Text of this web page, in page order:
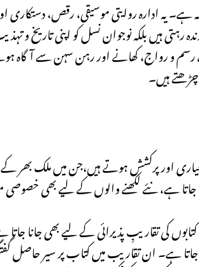
یہ ادارہ روایتی موسیقی، رقص، دستکاری
ہیں بلکہ نوجوان نسل کو اپنی تاریخ
و رواج، کھانے اور رہن سہن سے آگاہ
ہیں۔
اور پرکشش ہوتے ہیں،جن میں ملک بھر کے
ہے، نئے لکھنے والوں کے لیے بھی
کی تقاریبِ پذیرائی کے لیے بھی جانا جاتا
ہے۔ ان تقاریب میں کتاب پر سیر حاصل